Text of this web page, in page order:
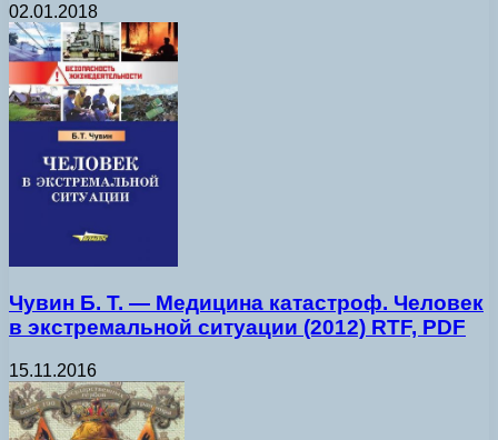
02.01.2018
Чувин Б. Т. — Медицина катастроф. Человек
в экстремальной ситуации (2012) RTF, PDF
15.11.2016